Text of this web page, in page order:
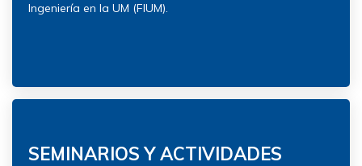
Ingeniería en la UM (FIUM).
SEMINARIOS Y ACTIVIDADES